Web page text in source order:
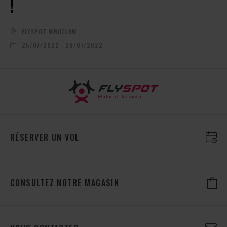
!
FLYSPOT WROCLAW
25/07/2022 - 29/07/2022
RÉSERVER UN VOL
CONSULTEZ NOTRE MAGASIN